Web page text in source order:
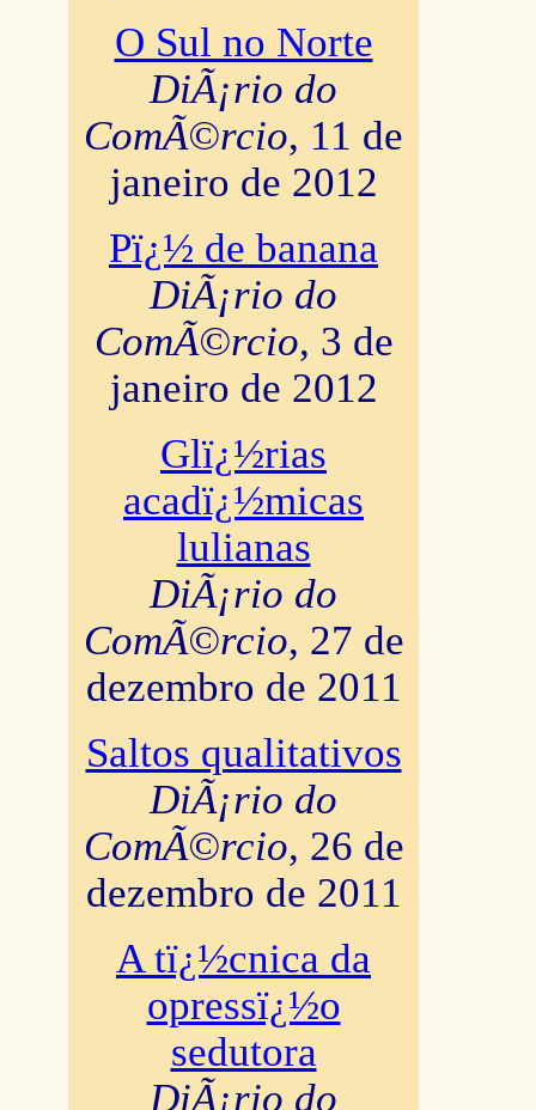
O Sul no Norte
DiÃ¡rio do
ComÃ©rcio, 11 de
janeiro de 2012
Pï¿½ de banana
DiÃ¡rio do
ComÃ©rcio, 3 de
janeiro de 2012
Glï¿½rias
acadï¿½micas
lulianas
DiÃ¡rio do
ComÃ©rcio, 27 de
dezembro de 2011
Saltos qualitativos
DiÃ¡rio do
ComÃ©rcio, 26 de
dezembro de 2011
A tï¿½cnica da
opressï¿½o
sedutora
DiÃ¡rio do